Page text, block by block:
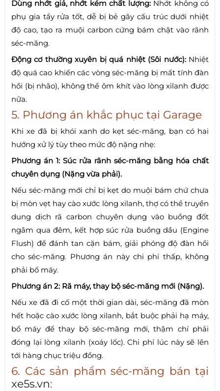
Dùng nhớt giả, nhớt kém chất lượng:Nhớt không có
phụ gia tẩy rửa tốt, dễ bị bẻ gãy cấu trúc dưới nhiệt
độ cao, tạo ra muội carbon cứng bám chặt vào rãnh
séc-măng.
Động cơ thường xuyên bị quá nhiệt (Sôi nước):Nhiệt
độ quá cao khiến các vòng séc-măng bị mất tính đàn
hồi (bị nhão), không thể ôm khít vào lòng xilanh được
nữa.
5. Phương án khắc phục tại Garage
Khi xe đã bị khói xanh do kẹt séc-măng, bạn có hai
hướng xử lý tùy theo mức độ nặng nhẹ:
Phương án 1: Súc rửa rãnh séc-măng bằng hóa chất
chuyên dụng (Nặng vừa phải).
Nếu séc-măng mới chỉ bị kẹt do muội bám chứ chưa
bị mòn vẹt hay cào xước lòng xilanh, thợ có thể truyền
dung dịch rã carbon chuyên dụng vào buồng đốt
ngâm qua đêm, kết hợp súc rửa buồng dầu (Engine
Flush) để đánh tan cặn bám, giải phóng độ đàn hồi
cho séc-măng. Phương án này chi phí thấp, không
phải bổ máy.
Phương án 2: Rã máy, thay bộ séc-măng mới (Nặng).
Nếu xe đã đi cố một thời gian dài, séc-măng đã mòn
hết hoặc cào xước lòng xilanh, bắt buộc phải hạ máy,
bổ máy để thay bộ séc-măng mới, thậm chí phải
đóng lại lòng xilanh (xoáy lốc). Chi phí lúc này sẽ lên
tới hàng chục triệu đồng.
6. Các sản phẩm séc-măng bán tại
xe5s.vn: